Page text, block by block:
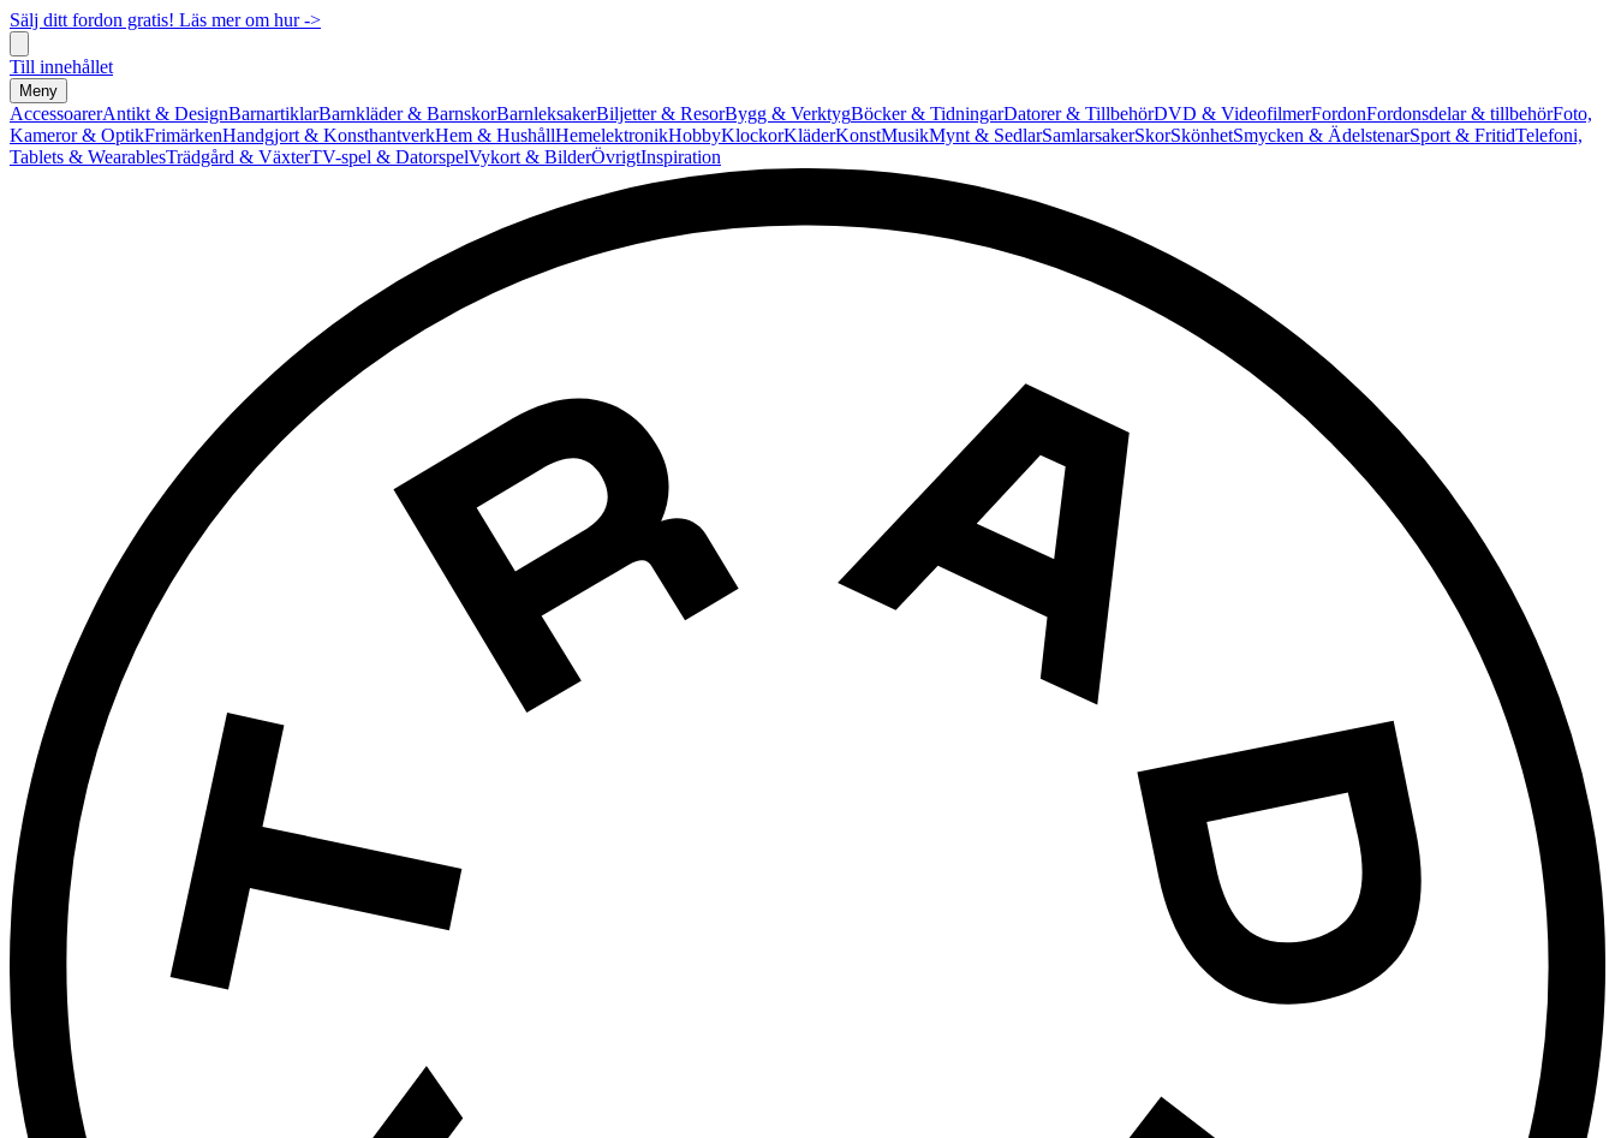
Sälj ditt fordon gratis! Läs mer om hur ->
Till innehållet
Meny
AccessoarerAntikt & DesignBarnartiklarBarnkläder & BarnskorBarnleksakerBiljetter & ResorBygg & VerktygBöcker & TidningarDatorer & TillbehörDVD & VideofilmerFordonFordonsdelar & tillbehörFoto,
Kameror & OptikFrimärkenHandgjort & KonsthantverkHem & HushållHemelektronikHobbyKlockorKläderKonstMusikMynt & SedlarSamlarsakerSkorSkönhetSmycken & ÄdelstenarSport & FritidTelefoni,
Tablets & WearablesTrädgård & VäxterTV-spel & DatorspelVykort & BilderÖvrigtInspiration